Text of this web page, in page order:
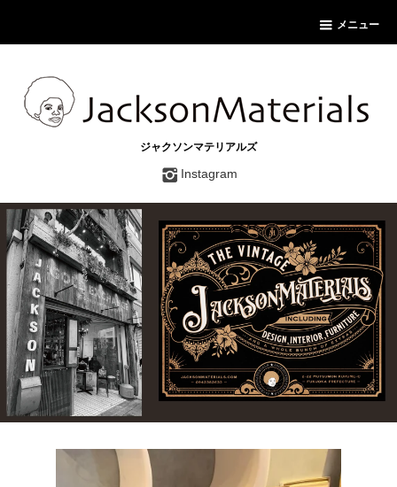
メニュー
ジャクソンマテリアルズ
Instagram